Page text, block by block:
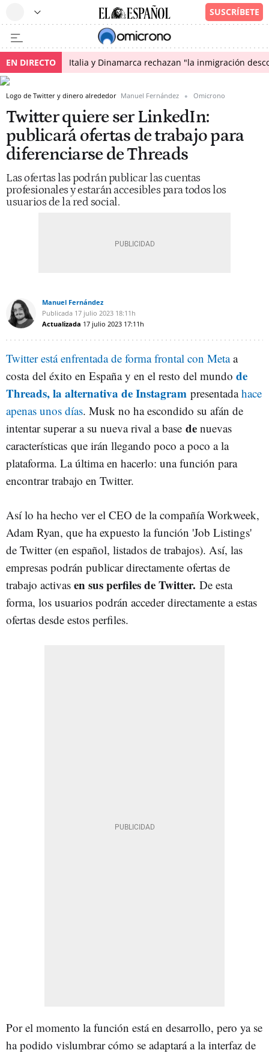
EN DIRECTO Italia y Dinamarca rechazan "la inmigración
Logo de Twitter y dinero alrededor Manuel Fernández Omicrono
Twitter quiere ser LinkedIn:
publicará ofertas de trabajo para
diferenciarse de Threads
Las ofertas las podrán publicar las cuentas
profesionales y estarán accesibles para todos los
usuarios de la red social.
Manuel Fernández
Publicada 17 julio 2023 18:11h
Actualizada 17 julio 2023 17:11h
Twitter está enfrentada de forma frontal con Metaa
costa del éxito en España y en el resto del mundo de
Threads, la alternativa de Instagram presentadahace
apenas unos días. Musk no ha escondido su afán de
intentar superar a su nueva rival a base de nuevas
características que irán llegando poco a poco a la
plataforma. La última en hacerlo: una función para
encontrar trabajo en Twitter.
Así lo ha hecho ver el CEO de la compañía Workweek,
Adam Ryan, que ha expuesto la función 'Job Listings'
de Twitter (en español, listados de trabajos). Así, las
empresas podrán publicar directamente ofertas de
trabajo activas en sus perfiles de Twitter. De esta
forma, los usuarios podrán acceder directamente a estas
ofertas desde estos perfiles.
Por el momento la función está en desarrollo, pero ya se
ha podido vislumbrar cómo se adaptará a la interfaz de